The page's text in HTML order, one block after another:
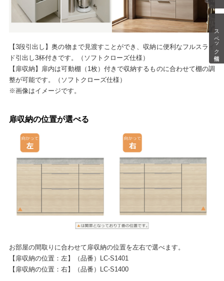
スペック情報
【3段引出し】奥の物まで見渡すことができ、収納に便利なフルスライ
ド引出し3杯付きです。（ソフトクローズ仕様）
【扉収納】扉内は可動棚（1枚）付きで収納するものに合わせて棚の調
整が可能です。（ソフトクローズ仕様）
※画像はイメージです。
扉収納の位置が選べる
お部屋の間取りに合わせて扉収納の位置を左右で選べます。
【扉収納の位置：左】（品番）LC-S1401
【扉収納の位置：右】（品番）LC-S1400